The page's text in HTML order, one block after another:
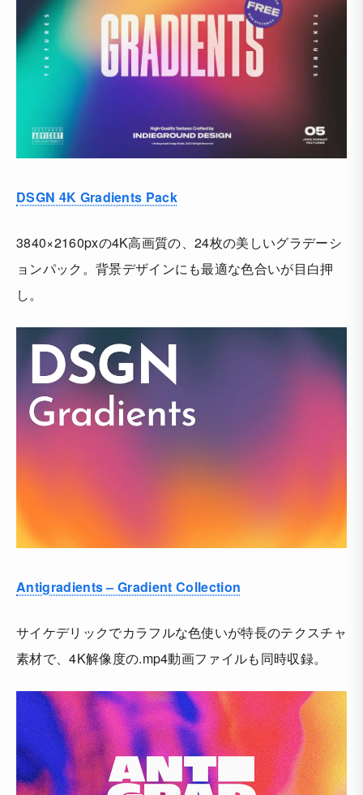
DSGN 4K Gradients Pack
3840×2160pxの4K高画質の、24枚の美しいグラデーシ
ョンパック。背景デザインにも最適な色合いが目白押
し。
Antigradients – Gradient Collection
サイケデリックでカラフルな色使いが特長のテクスチャ
素材で、4K解像度の.mp4動画ファイルも同時収録。